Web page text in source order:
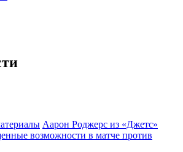
Аарон Роджерс из «Джетс»
возможности в матче против